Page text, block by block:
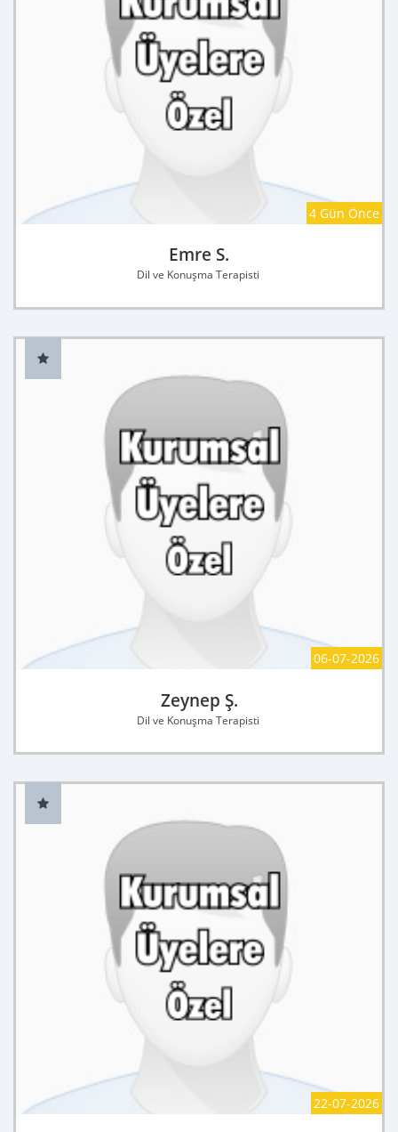
4 Gün Önce
Emre S.
Dil ve Konuşma Terapisti
06-07-2026
Zeynep Ş.
Dil ve Konuşma Terapisti
22-07-2026